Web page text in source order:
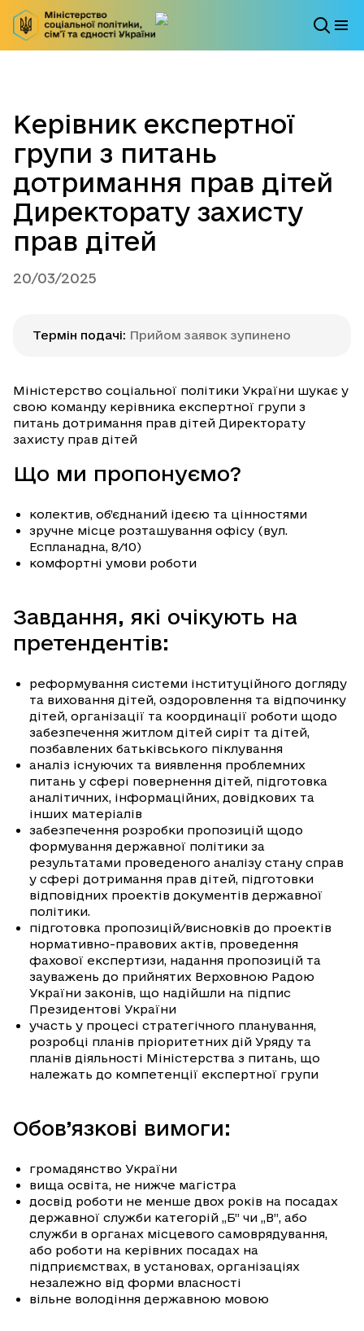
Керівник експертної
групи з питань
дотримання прав дітей
Директорату захисту
прав дітей
20/03/2025
Термін подачі: Прийом заявок зупинено
Міністерство соціальної політики України шукає у
свою команду керівника експертної групи з
питань дотримання прав дітей Директорату
захисту прав дітей
Що ми пропонуємо?
колектив, об’єднаний ідеєю та цінностями
зручне місце розташування офісу (вул.
Еспланадна, 8/10)
комфортні умови роботи
Завдання, які очікують на
претендентів:
реформування системи інституційного догляду
та виховання дітей, оздоровлення та відпочинку
дітей, організації та координації роботи щодо
забезпечення житлом дітей сиріт та дітей,
позбавлених батьківського піклування
аналіз існуючих та виявлення проблемних
питань у сфері повернення дітей, підготовка
аналітичних, інформаційних, довідкових та
інших матеріалів
забезпечення розробки пропозицій щодо
формування державної політики за
результатами проведеного аналізу стану справ
у сфері дотримання прав дітей, підготовки
відповідних проектів документів державної
політики.
підготовка пропозицій/висновків до проектів
нормативно-правових актів, проведення
фахової експертизи, надання пропозицій та
зауважень до прийнятих Верховною Радою
України законів, що надійшли на підпис
Президентові України
участь у процесі стратегічного планування,
розробці планів пріоритетних дій Уряду та
планів діяльності Міністерства з питань, що
належать до компетенції експертної групи
Обов’язкові вимоги:
громадянство України
вища освіта, не нижче магістра
досвід роботи не менше двох років на посадах
державної служби категорій „Б” чи „В”, або
служби в органах місцевого самоврядування,
або роботи на керівних посадах на
підприємствах, в установах, організаціях
незалежно від форми власності
вільне володіння державною мовою